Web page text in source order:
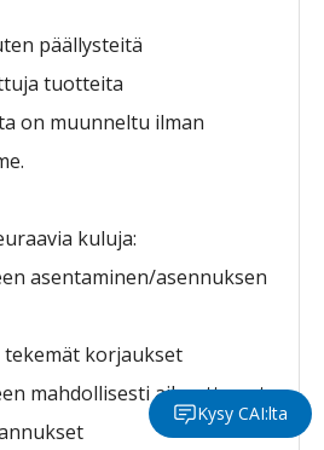
päällysteitä
tuotteita
on muunneltu ilman
kuluja:
asentaminen/asennuksen
korjaukset
mahdollisesti aiheuttamat
Kysy CAI:lta